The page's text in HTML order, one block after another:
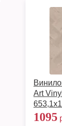
Art
1095